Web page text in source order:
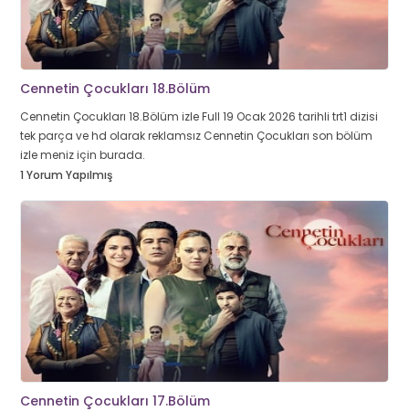
Cennetin Çocukları 18.Bölüm
Cennetin Çocukları 18.Bölüm izle Full 19 Ocak 2026 tarihli trt1 dizisi
tek parça ve hd olarak reklamsız Cennetin Çocukları son bölüm
izle meniz için burada.
1 Yorum Yapılmış
Cennetin Çocukları 17.Bölüm